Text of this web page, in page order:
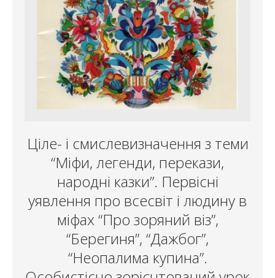
Ціле- і смислевизначення з теми
“Міфи, легенди, перекази,
народні казки”. Первісні
уявлення про всесвіт і людину в
міфах “Про зоряний віз”,
“Берегиня”, “Дажбог”,
“Неопалима купина”.